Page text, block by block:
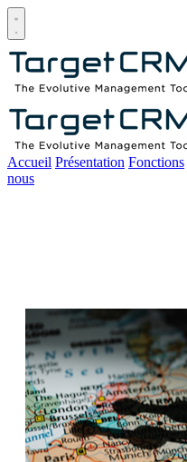
Open main menu
Accueil Présentation Fonctions
nous